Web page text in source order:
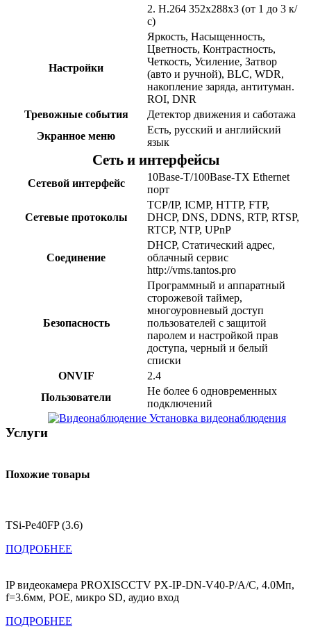
2. H.264 352x288x3 (от 1 до 3 к/
с)
Настройки
Яркость, Насыщенность,
Цветность, Контрастность,
Четкость, Усиление, Затвор
(авто и ручной), BLC, WDR,
накопление заряда, антитуман.
ROI, DNR
Тревожные события
Детектор движения и саботажа
Экранное меню
Есть, русский и английский
язык
Сеть и интерфейсы
Сетевой интерфейс
10Base-T/100Base-TX Ethernet
порт
Сетевые протоколы
TCP/IP, ICMP, HTTP, FTP,
DHCP, DNS, DDNS, RTP, RTSP,
RTCP, NTP, UPnP
Соединение
DHCP, Статический адрес,
облачный сервис
http://vms.tantos.pro
Безопасность
Программный и аппаратный
сторожевой таймер,
многоуровневый доступ
пользователей с защитой
паролем и настройкой прав
доступа, черный и белый
списки
ONVIF
2.4
Пользователи
Не более 6 одновременных
подключений
Услуги
Установка видеонаблюдения
Похожие товары
TSi-Pe40FP (3.6)
ПОДРОБНЕЕ
IP видеокамера PROXISCCTV PX-IP-DN-V40-P/A/C, 4.0Мп,
f=3.6мм, POE, микро SD, аудио вход
ПОДРОБНЕЕ